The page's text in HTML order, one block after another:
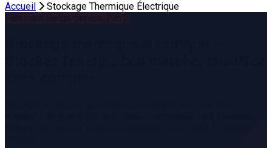
Accueil
Stockage Thermique Électrique